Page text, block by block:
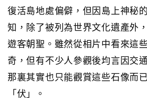
復活島地處偏僻，但因島上神秘
知，除了被列為世界文化遺產外
遊客朝聖。雖然從相片中看來這
奇，但有不少人參觀後均言因交
那裏其實也只能觀賞這些石像而
「伏」。